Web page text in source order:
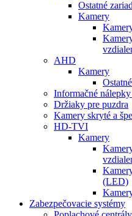
Ostatné
Kamery
AHD
Kamery
Informačné
Držiaky pre puzdra
Kamery skryté a
HD-TVI
Kamery
(LED)
Zabezpečovacie systémy